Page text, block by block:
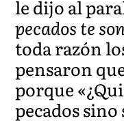
le dijo al
pecados te
toda razón
pensaron
porque
pecados sino